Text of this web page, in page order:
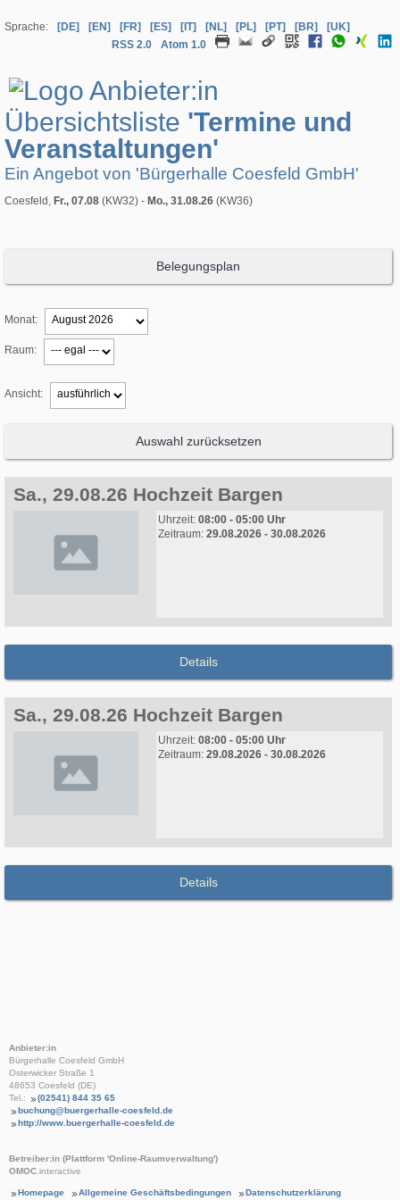
Sprache: [DE] [EN] [FR] [ES] [IT] [NL] [PL] [PT] [BR]
[UK]
RSS 2.0
Atom 1.0
Übersichtsliste 'Termine und
Veranstaltungen'
Ein Angebot von 'Bürgerhalle Coesfeld GmbH'
Coesfeld, Fr., 07.08 (KW32) - Mo., 31.08.26 (KW36)
Belegungsplan
Monat:
Raum:
Ansicht:
Auswahl zurücksetzen
Sa., 29.08.26 Hochzeit Bargen
Uhrzeit: 08:00 - 05:00 Uhr
Zeitraum: 29.08.2026 - 30.08.2026
Details
Sa., 29.08.26 Hochzeit Bargen
Uhrzeit: 08:00 - 05:00 Uhr
Zeitraum: 29.08.2026 - 30.08.2026
Details
Anbieter:in
Bürgerhalle Coesfeld GmbH
Osterwicker Straße 1
48653 Coesfeld (DE)
Tel.:
(02541) 844 35 65
buchung@buergerhalle-coesfeld.de
http://www.buergerhalle-coesfeld.de
Betreiber:in (Plattform 'Online-Raumverwaltung')
OMOC.interactive
Homepage Allgemeine Geschäftsbedingungen Datenschutzerklärung